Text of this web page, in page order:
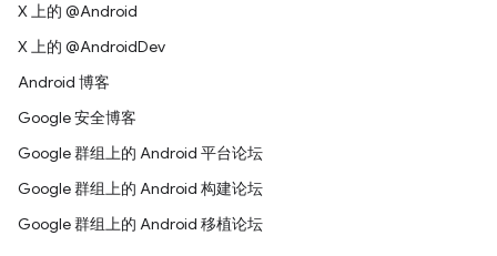
X 上的 @Android
X 上的 @AndroidDev
Android 博客
Google 安全博客
Google 群组上的 Android 平台论坛
Google 群组上的 Android 构建论坛
Google 群组上的 Android 移植论坛